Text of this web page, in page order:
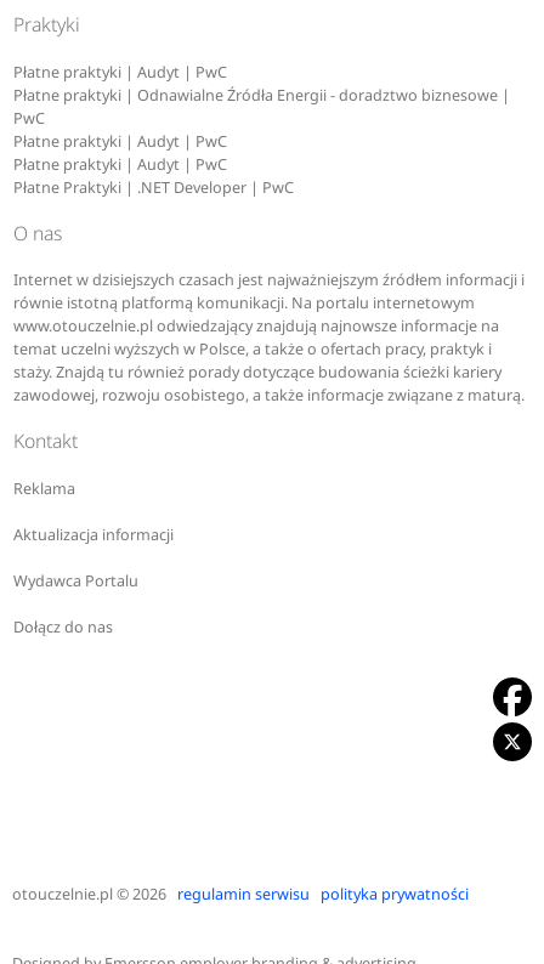
Praktyki
Płatne praktyki | Audyt | PwC
Płatne praktyki | Odnawialne Źródła Energii - doradztwo biznesowe |
PwC
Płatne praktyki | Audyt | PwC
Płatne praktyki | Audyt | PwC
Płatne Praktyki | .NET Developer | PwC
O nas
Internet w dzisiejszych czasach jest najważniejszym źródłem informacji i
równie istotną platformą komunikacji. Na portalu internetowym
www.otouczelnie.pl odwiedzający znajdują najnowsze informacje na
temat uczelni wyższych w Polsce, a także o ofertach pracy, praktyk i
staży. Znajdą tu również porady dotyczące budowania ścieżki kariery
zawodowej, rozwoju osobistego, a także informacje związane z maturą.
Kontakt
Reklama
Aktualizacja informacji
Wydawca Portalu
Dołącz do nas
otouczelnie.pl© 2026 regulamin serwisu polityka prywatności